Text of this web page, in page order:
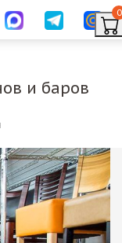
0
и баров